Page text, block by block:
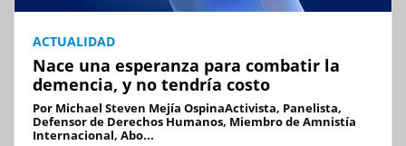
ACTUALIDAD
Nace una esperanza para combatir la
demencia, y no tendría costo
Por Michael Steven Mejía OspinaActivista, Panelista,
Defensor de Derechos Humanos, Miembro de Amnistía
Internacional, Abo...